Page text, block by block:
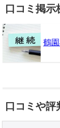
口コミ掲
鶴
口コミや